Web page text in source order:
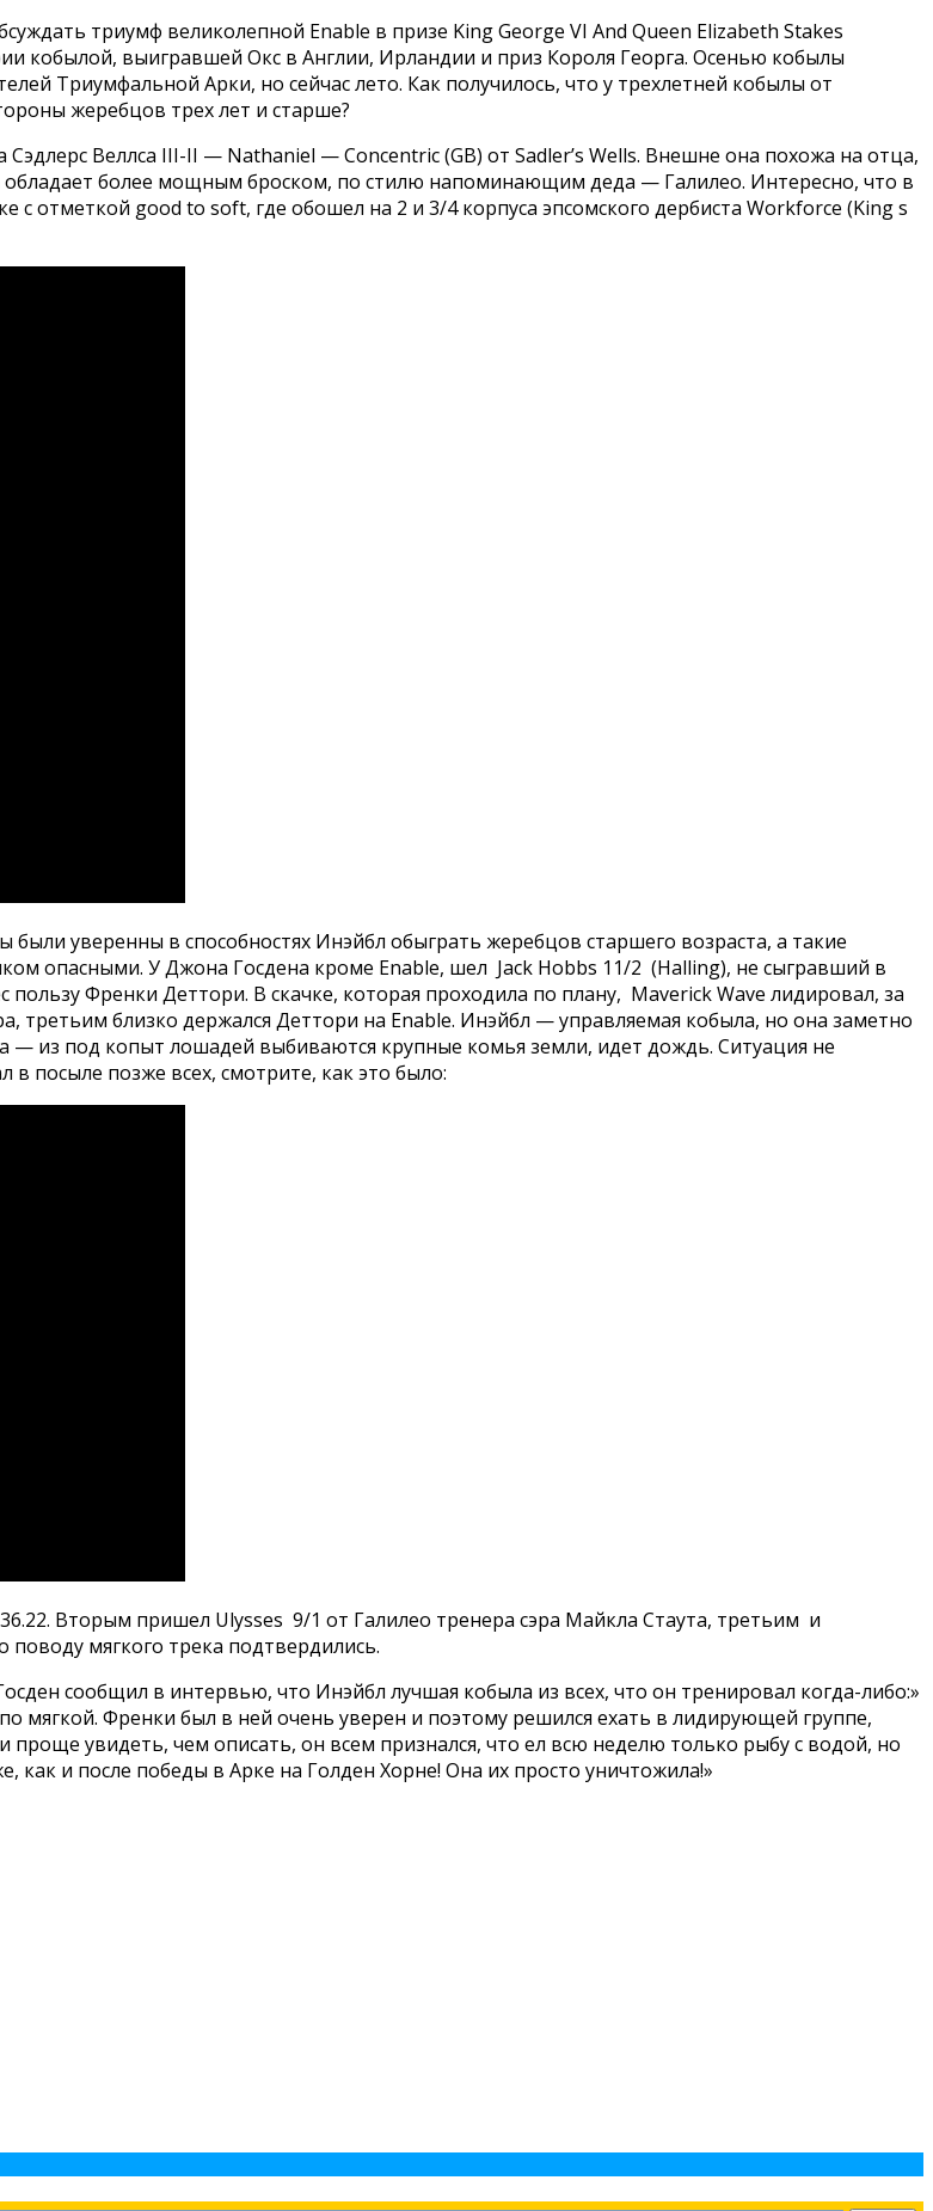
триумф великолепной Enable в призе King George VI And Queen Elizabeth Stakes
кобылой, выигравшей Окс в Англии, Ирландии и приз Короля Георга. Осенью кобылы
Триумфальной Арки, но сейчас лето. Как получилось, что у трехлетней кобылы от
жеребцов трех лет и старше?
Веллса III-II — Nathaniel — Concentric (GB) от Sadler’s Wells. Внешне она похожа на отца,
более мощным броском, по стилю напоминающим деда — Галилео. Интересно, что в
с отметкой good to soft, где обошел на 2 и 3/4 корпуса эпсомского дербиста Workforce (King s
уверенны в способностях Инэйбл обыграть жеребцов старшего возраста, а такие
опасными. У Джона Госдена кроме Enable, шел Jack Hobbs 11/2 (Halling), не сыгравший в
Френки Деттори. В скачке, которая проходила по плану, Maverick Wave лидировал, за
близко держался Деттори на Enable. Инэйбл — управляемая кобыла, но она заметно
— из под копыт лошадей выбиваются крупные комья земли, идет дождь. Ситуация не
посыле позже всех, смотрите, как это было:
Вторым пришел Ulysses 9/1 от Галилео тренера сэра Майкла Стаута, третьим и
мягкого трека подтвердились.
сообщил в интервью, что Инэйбл лучшая кобыла из всех, что он тренировал когда-либо:»
мягкой. Френки был в ней очень уверен и поэтому решился ехать в лидирующей группе,
увидеть, чем описать, он всем признался, что ел всю неделю только рыбу с водой, но
как и после победы в Арке на Голден Хорне! Она их просто уничтожила!»